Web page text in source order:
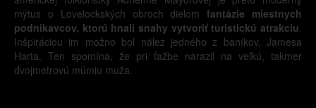
mýtus o Lovelockských obroch dielomfantázie miestnych
podnikavcov, ktorú hnali snahy vytvoriť turistickú atrakciu.
Inšpiráciou im možno bol nález jedného z baníkov, Jamesa
Harta. Ten spomína, že pri ťažbe narazil na veľkú, takmer
dvojmetrovú múmiu muža.